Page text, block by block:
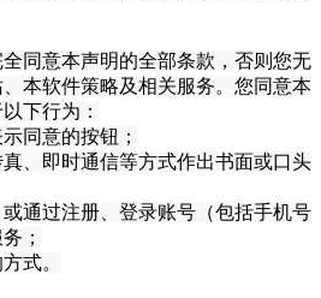
同意本声明的全部条款，否则您无
本软件策略及相关服务。您同意本
下行为：
同意的按钮；
、即时通信等方式作出书面或口头
通过注册、登录账号（包括手机号
；
式。